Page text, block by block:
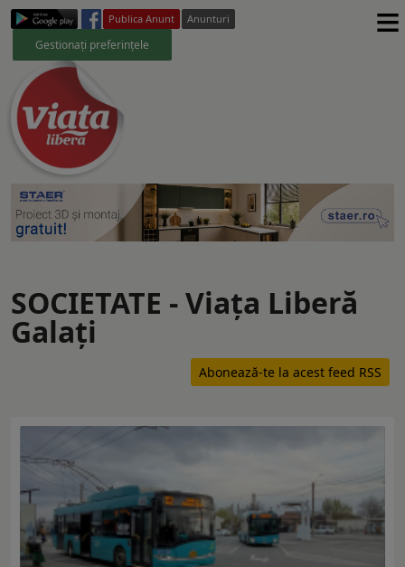
Publica Anunt Anunturi
Gestionați preferințele ≡
SOCIETATE - Viaţa Liberă
Galaţi
Abonează-te la acest feed RSS